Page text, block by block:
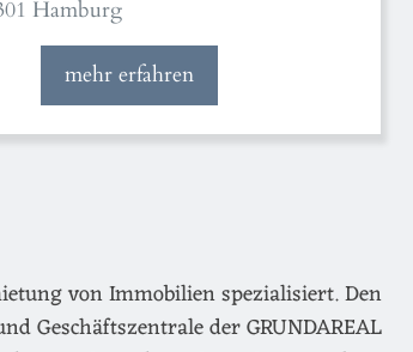
Hamburg
mehr erfahren
von Immobilien spezialisiert. Den
Geschäftszentrale der GRUNDAREAL